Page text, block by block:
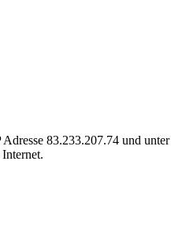
Adresse 83.233.207.74 und